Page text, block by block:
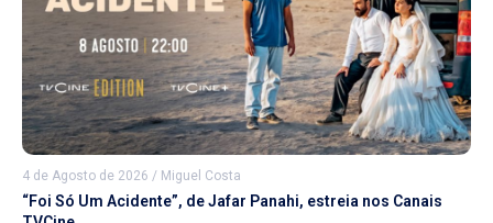
4 de Agosto de 2026 / Miguel Costa
“Foi Só Um Acidente”, de Jafar Panahi, estreia nos Canais